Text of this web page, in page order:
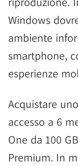
Windows
ambiente
smartphone,
esperienze
Acquistare
accesso a 6
One da 100
Premium. In